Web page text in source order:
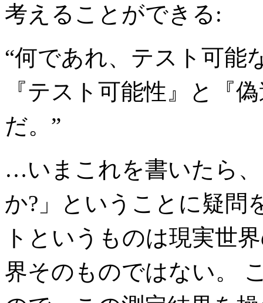
考えることができる:
“何であれ、テスト可能
『テスト可能性』と『
だ。”
…いまこれを書いたら
か?」ということに疑問
トというものは現実世
界そのものではない。